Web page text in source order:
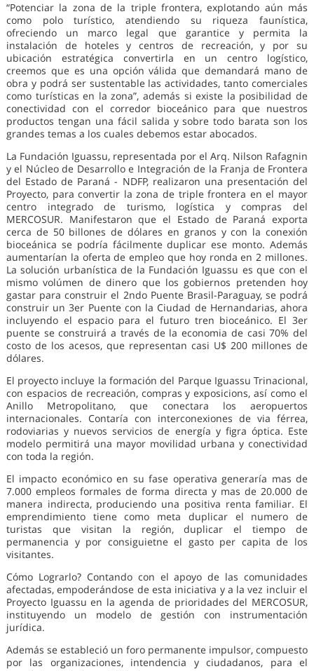
“Potenciar la zona de la triple frontera, explotando aún más
como polo turístico, atendiendo su riqueza faunística,
ofreciendo un marco legal que garantice y permita la
instalación de hoteles y centros de recreación, y por su
ubicación estratégica convertirla en un centro logístico,
creemos que es una opción válida que demandará mano de
obra y podrá ser sustentable las actividades, tanto comerciales
como turísticas en la zona”, además si existe la posibilidad de
conectividad con el corredor bioceánico para que nuestros
productos tengan una fácil salida y sobre todo barata son los
grandes temas a los cuales debemos estar abocados.
La Fundación Iguassu, representada por el Arq. Nilson Rafagnin
y el Núcleo de Desarrollo e Integración de la Franja de Frontera
del Estado de Paraná - NDFP, realizaron una presentación del
Proyecto, para convertir la zona de triple frontera en el mayor
centro integrado de turismo, logística y compras del
MERCOSUR. Manifestaron que el Estado de Paraná exporta
cerca de 50 billones de dólares en granos y con la conexión
bioceánica se podría fácilmente duplicar ese monto. Además
aumentarían la oferta de empleo que hoy ronda en 2 millones.
La solución urbanística de la Fundación Iguassu es que con el
mismo volúmen de dinero que los gobiernos pretenden hoy
gastar para construir el 2ndo Puente Brasil-Paraguay, se podrá
construir un 3er Puente con la Ciudad de Hernandarias, ahora
incluyendo el espacio para el futuro tren bioceánico. El 3er
puente se construirá a través de la economia de casi 70% del
costo de los acesos, que representan casi U$ 200 millones de
dólares.
El proyecto incluye la formación del Parque Iguassu Trinacional,
con espacios de recreación, compras y exposicions, así como el
Anillo Metropolitano, que conectara los aeropuertos
internacionales. Contaría con interconexiones de via férrea,
rodoviarias y nuevos servicios de energía y figra óptica. Este
modelo permitirá una mayor movilidad urbana y conectividad
con toda la región.
El impacto económico en su fase operativa generaría mas de
7.000 empleos formales de forma directa y mas de 20.000 de
manera indirecta, produciendo una positiva renta familiar. El
emprendimiento tiene como meta duplicar el numero de
turistas que visitan la región, duplicar el tiempo de
permanencia y por consiguietne el gasto per capita de los
visitantes.
Cómo Lograrlo? Contando con el apoyo de las comunidades
afectadas, empoderándose de esta iniciativa y a la vez incluir el
Proyecto Iguassu en la agenda de prioridades del MERCOSUR,
instituyendo un modelo de gestión con instrumentación
jurídica.
Además se estableció un foro permanente impulsor, compuesto
por las organizaciones, intendencia y ciudadanos, para el